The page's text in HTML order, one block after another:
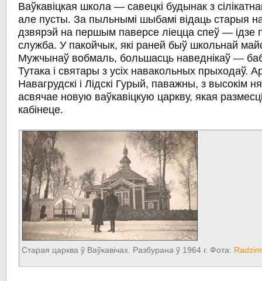
Ваўкавіцкая школа — савецкі будынак з
але пусты. За пыльнымі шыбамі відаць старыя
дзвярэй на першым паверсе ліецца спеў — ідзе
служба. У пакойчык, які раней быў школьнай
Мужчынаў вобмаль, большасць наведнікаў —
Тутака і святары з усіх навакольных прыходаў.
Навагрудскі і Лідскі Гурый, паважны, з высокім
асвячае новую ваўкавіцкую царкву, якая
кабінеце.
Старая царква ў Ваўкавічах. Разбурана ў 1964 г. Фота: